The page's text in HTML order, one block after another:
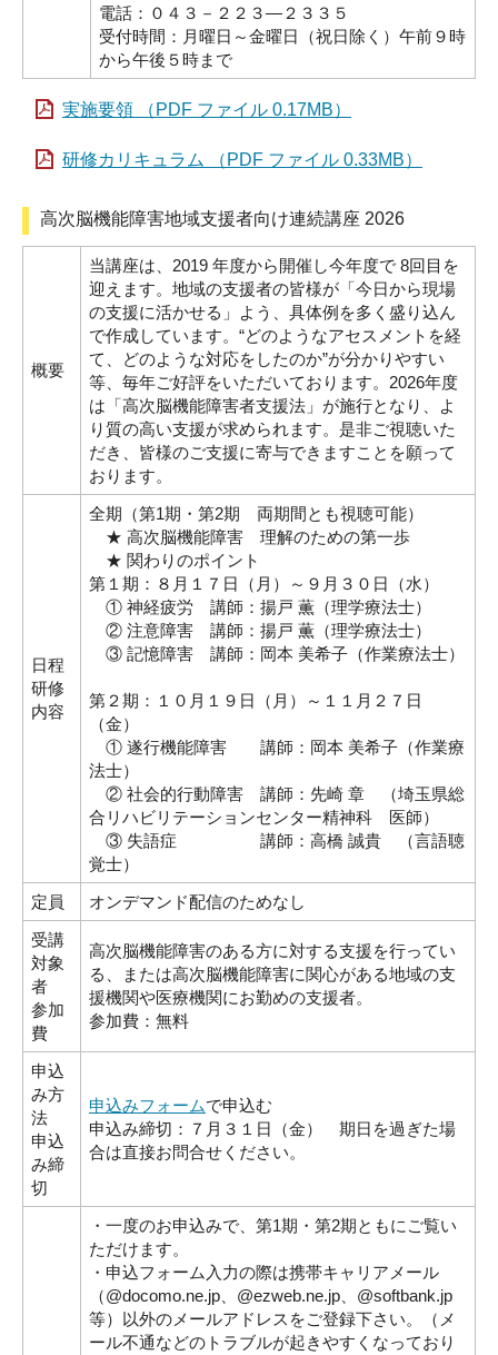
電話：０４３－２２３―２３３５
受付時間：月曜日～金曜日（祝日除く）午前９時
から午後５時まで
実施要領 （PDF ファイル 0.17MB）
研修カリキュラム （PDF ファイル 0.33MB）
高次脳機能障害地域支援者向け連続講座 2026
概要
当講座は、2019 年度から開催し今年度で 8回目を
迎えます。地域の支援者の皆様が「今日から現場
の支援に活かせる」よう、具体例を多く盛り込ん
で作成しています。“どのようなアセスメントを経
て、どのような対応をしたのか”が分かりやすい
等、毎年ご好評をいただいております。2026年度
は「高次脳機能障害者支援法」が施行となり、よ
り質の高い支援が求められます。是非ご視聴いた
だき、皆様のご支援に寄与できますことを願って
おります。
日程
研修
内容
全期（第1期・第2期 両期間とも視聴可能）
★ 高次脳機能障害 理解のための第一歩
★ 関わりのポイント
第１期：８月１７日（月）～９月３０日（水）
① 神経疲労 講師：揚戸 薫（理学療法士）
② 注意障害 講師：揚戸 薫（理学療法士）
③ 記憶障害 講師：岡本 美希子（作業療法士）
第２期：１０月１９日（月）～１１月２７日
（金）
① 遂行機能障害 講師：岡本 美希子（作業療
法士）
② 社会的行動障害 講師：先崎 章 （埼玉県総
合リハビリテーションセンター精神科 医師）
③ 失語症 講師：高橋 誠貴 （言語聴
覚士）
定員
オンデマンド配信のためなし
受講
対象
者
参加
費
高次脳機能障害のある方に対する支援を行ってい
る、または高次脳機能障害に関心がある地域の支
援機関や医療機関にお勤めの支援者。
参加費：無料
申込
み方
法
申込
み締
切
申込みフォームで申込む
申込み締切：７月３１日（金） 期日を過ぎた場
合は直接お問合せください。
・一度のお申込みで、第1期・第2期ともにご覧い
ただけます。
・申込フォーム入力の際は携帯キャリアメール
（@docomo.ne.jp、@ezweb.ne.jp、@softbank.jp
等）以外のメールアドレスをご登録下さい。（メ
ール不通などのトラブルが起きやすくなっており